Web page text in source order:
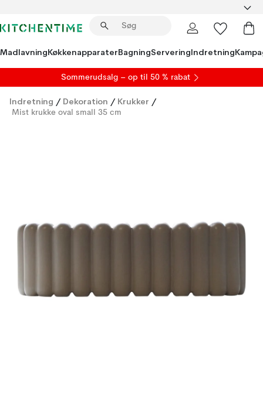
MadlavningKøkkenapparaterBagningServeringIndretning
Sommerudsalg – op til 50 % rabat
Indretning / Dekoration / Krukker /
Mist krukke oval small 35 cm